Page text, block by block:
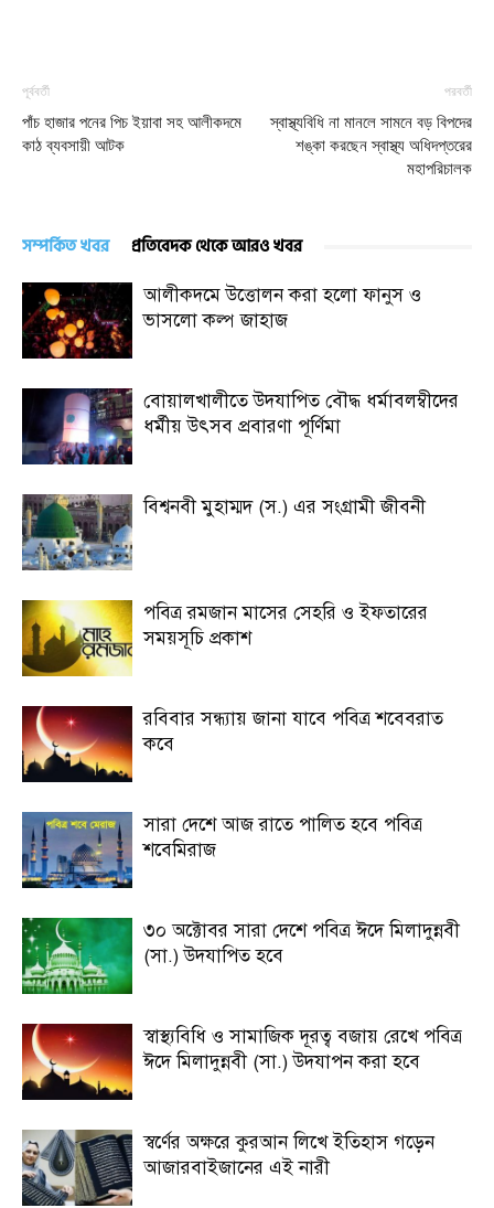
পূর্ববর্তী
পাঁচ হাজার পনের পিচ ইয়াবা সহ আলীকদমে
কাঠ ব্যবসায়ী আটক
পরবর্তী
স্বাস্থ্যবিধি না মানলে সামনে বড় বিপদের
শঙ্কা করছেন স্বাস্থ্য অধিদপ্তরের
মহাপরিচালক
সম্পর্কিত খবর প্রতিবেদক থেকে আরও খবর
আলীকদমে উত্তোলন করা হলো ফানুস ও
ভাসলো কল্প জাহাজ
বোয়ালখালীতে উদযাপিত বৌদ্ধ ধর্মাবলম্বীদের
ধর্মীয় উৎসব প্রবারণা পূর্ণিমা
বিশ্বনবী মুহাম্মদ (স.) এর সংগ্রামী জীবনী
পবিত্র রমজান মাসের সেহরি ও ইফতারের
সময়সূচি প্রকাশ
রবিবার সন্ধ্যায় জানা যাবে পবিত্র শবেবরাত
কবে
সারা দেশে আজ রাতে পালিত হবে পবিত্র
শবেমিরাজ
৩০ অক্টোবর সারা দেশে পবিত্র ঈদে মিলাদুন্নবী
(সা.) উদযাপিত হবে
স্বাস্থ্যবিধি ও সামাজিক দূরত্ব বজায় রেখে পবিত্র
ঈদে মিলাদুন্নবী (সা.) উদযাপন করা হবে
স্বর্ণের অক্ষরে কুরআন লিখে ইতিহাস গড়েন
আজারবাইজানের এই নারী